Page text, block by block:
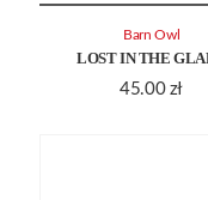
LOST IN THE
45.00 zł
Barn Owl